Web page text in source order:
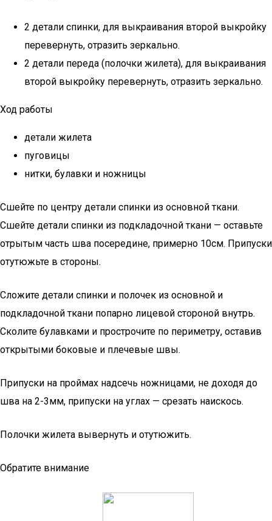
2 детали спинки, для выкраивания второй выкройку
перевернуть, отразить зеркально.
2 детали переда (полочки жилета), для выкраивания
второй выкройку перевернуть, отразить зеркально.
Ход работы
детали жилета
пуговицы
нитки, булавки и ножницы
Сшейте по центру детали спинки из основной ткани.
Сшейте детали спинки из подкладочной ткани — оставьте
отрытым часть шва посередине, примерно 10см. Припуски
отутюжьте в стороны.
Сложите детали спинки и полочек из основной и
подкладочной ткани попарно лицевой стороной внутрь.
Сколите булавками и прострочите по периметру, оставив
открытыми боковые и плечевые швы.
Припуски на проймах надсечь ножницами, не доходя до
шва на 2-3мм, припуски на углах — срезать наискось.
Полочки жилета вывернуть и отутюжить.
Обратите внимание